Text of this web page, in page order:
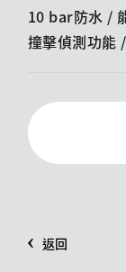
10 bar防水 /
撞擊偵測功能
返回